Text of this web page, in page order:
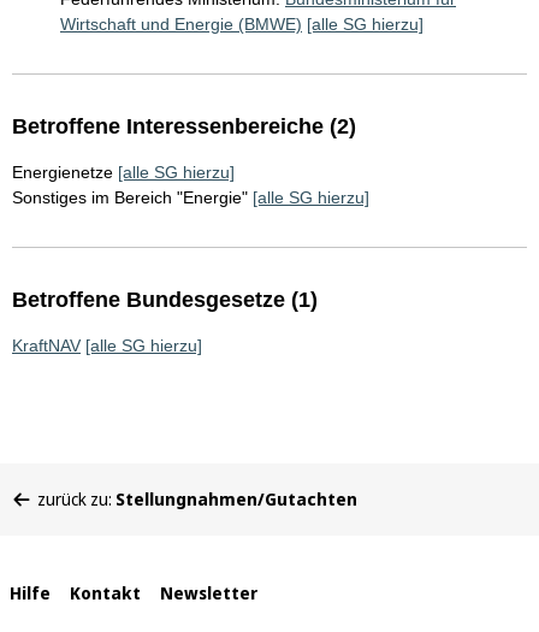
Wirtschaft und Energie (BMWE) [alle SG hierzu]
Betroffene Interessenbereiche (2)
Energienetze [alle SG hierzu]
Sonstiges im Bereich "Energie" [alle SG hierzu]
Betroffene Bundesgesetze (1)
KraftNAV [alle SG hierzu]
befinden
zurück zu: Stellungnahmen/Gutachten
Interne
Hilfe Kontakt Newsletter